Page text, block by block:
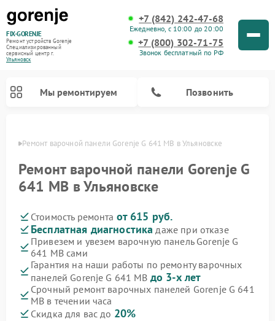
FIX-GORENJE
Ремонт устройств Gorenje
Специализированный
cервисный центр г.
Ульяновск
+7 (842) 242-47-68
Ежедневно, с 10:00 до 20:00
+7 (800) 302-71-75
Звонок бесплатный по РФ
Мы ремонтируем Позвонить
Ремонт варочной панели Gorenje G 641 MB в Ульяновске
Ремонт варочной панели Gorenje G
641 MB в Ульяновске
Стоимость ремонта от 615 руб.
Бесплатная диагностика даже при отказе
Привезем и увезем варочную панель Gorenje G
641 MB сами
Гарантия на наши работы по ремонту варочных
панелей Gorenje G 641 MB до 3-х лет
Срочный ремонт варочных панелей Gorenje G 641
MB в течении часа
Скидка для вас до 20%